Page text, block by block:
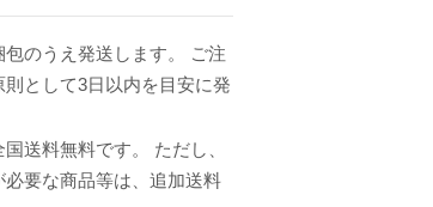
のうえ発送します。 ご注
として3日以内を目安に発
送料無料です。 ただし、
要な商品等は、追加送料